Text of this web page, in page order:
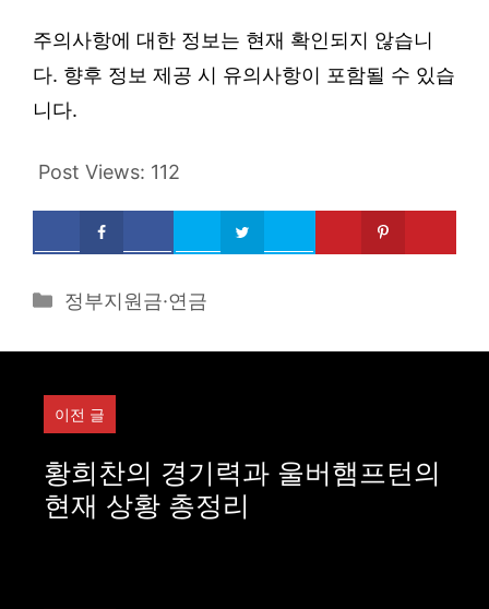
주의사항에 대한 정보는 현재 확인되지 않습니
다. 향후 정보 제공 시 유의사항이 포함될 수 있습
니다.
Post Views: 112
Categories
정부지원금·연금
이전 글
황희찬의 경기력과 울버햄프턴의
현재 상황 총정리